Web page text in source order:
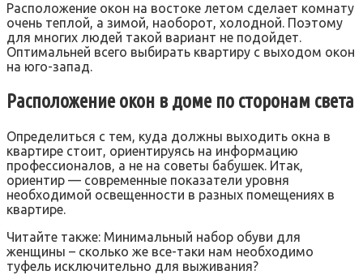
Расположение окон на востоке летом сделает комнату
очень теплой, а зимой, наоборот, холодной. Поэтому
для многих людей такой вариант не подойдет.
Оптимальней всего выбирать квартиру с выходом окон
на юго-запад.
Расположение окон в доме по сторонам света
Определиться с тем, куда должны выходить окна в
квартире стоит, ориентируясь на информацию
профессионалов, а не на советы бабушек. Итак,
ориентир — современные показатели уровня
необходимой освещенности в разных помещениях в
квартире.
Читайте также: Минимальный набор обуви для
женщины – сколько же все-таки нам необходимо
туфель исключительно для выживания?